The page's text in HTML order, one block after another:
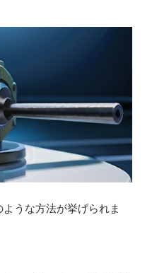
ような方法が挙げられま